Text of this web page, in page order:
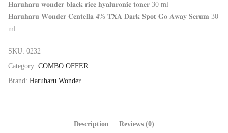
𝐇𝐚𝐫𝐮𝐡𝐚𝐫𝐮 𝐰𝐨𝐧𝐝𝐞𝐫 𝐛𝐥𝐚𝐜𝐤 𝐫𝐢𝐜𝐞 𝐡𝐲𝐚𝐥𝐮𝐫𝐨𝐧𝐢𝐜 𝐭𝐨𝐧𝐞𝐫 30 ml
𝐇𝐚𝐫𝐮𝐡𝐚𝐫𝐮 𝐖𝐨𝐧𝐝𝐞𝐫 𝐂𝐞𝐧𝐭𝐞𝐥𝐥𝐚 𝟒% 𝐓𝐗𝐀 𝐃𝐚𝐫𝐤 𝐒𝐩𝐨𝐭 𝐆𝐨 𝐀𝐰𝐚𝐲 𝐒𝐞𝐫𝐮𝐦 30
ml
SKU: 0232
Category: COMBO OFFER
Brand: Haruharu Wonder
Description Reviews (0)